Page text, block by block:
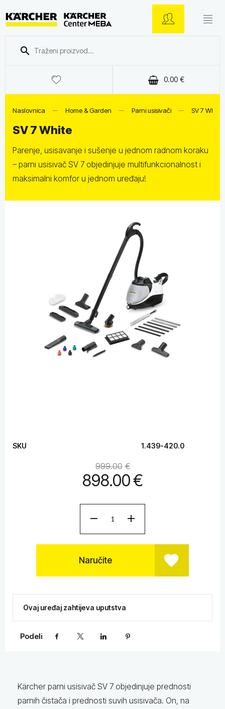
€
0.00
Naslovnica Home & Garden Parni usisivači SV 7 White
SV 7 White
Parenje, usisavanje i sušenje u jednom radnom koraku
– parni usisivač SV 7 objedinjuje multifunkcionalnost i
maksimalni komfor u jednom uređaju!
SKU 1.439-420.0
€
898.00
€
999.00
Naručite
Ovaj uređaj zahtijeva uputstva
Podeli Facebook LinkedIn
Kärcher parni usisivač SV 7 objedinjuje prednosti
parnih čistača i prednosti suvih usisivača. On, na